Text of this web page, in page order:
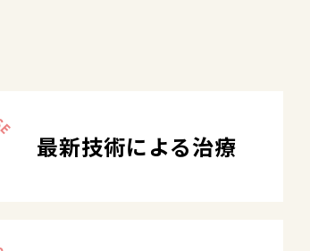
最新技術による治療